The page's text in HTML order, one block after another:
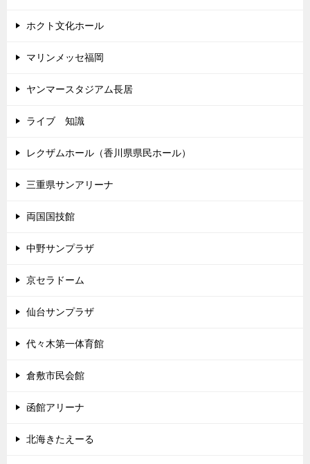
ホクト文化ホール
マリンメッセ福岡
ヤンマースタジアム長居
ライブ 知識
レクザムホール（香川県県民ホール）
三重県サンアリーナ
両国国技館
中野サンプラザ
京セラドーム
仙台サンプラザ
代々木第一体育館
倉敷市民会館
函館アリーナ
北海きたえーる